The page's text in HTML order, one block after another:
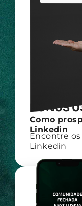
BÔNUS
Como
Linkedin
Encontre
Linkedin